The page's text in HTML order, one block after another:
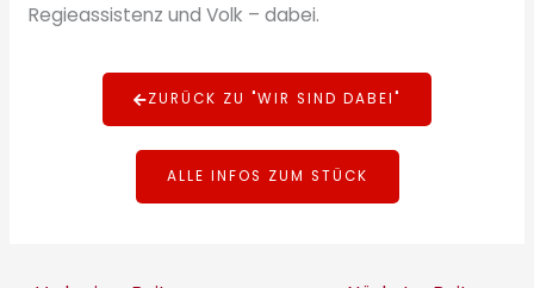
Regieassistenz und Volk – dabei.
ZURÜCK ZU "WIR SIND DABEI"
ALLE INFOS ZUM STÜCK